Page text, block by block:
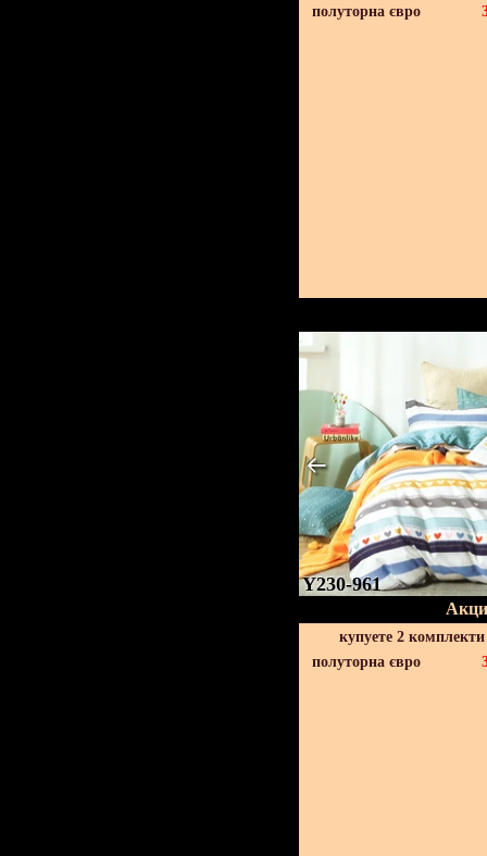
полуторна євро
Y230-961
купуете 2
полуторна євро